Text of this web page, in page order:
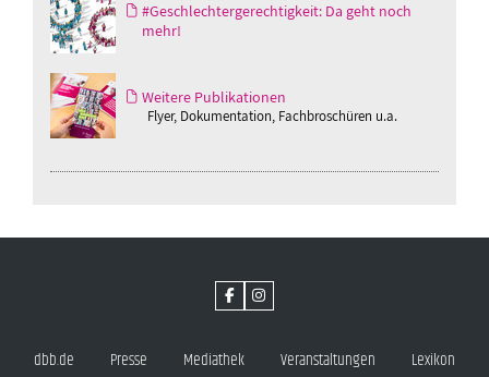
#Geschlechtergerechtigkeit: Da geht noch
mehr!
Weitere Publikationen
Flyer, Dokumentation, Fachbroschüren u.a.
dbb.de Presse Mediathek Veranstaltungen Lexikon